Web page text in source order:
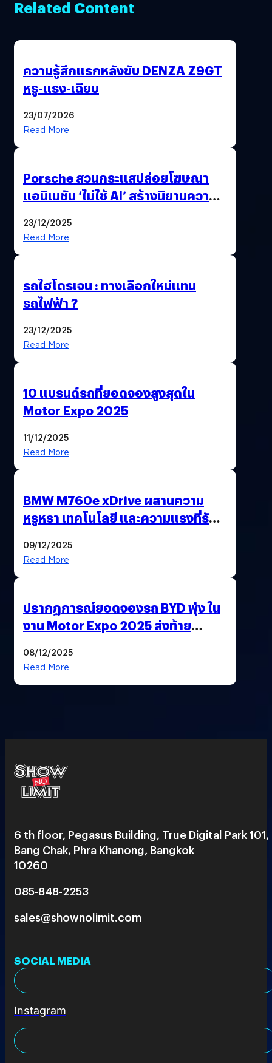
Related Content
ความรู้สึกแรกหลังขับ DENZA Z9GT
หรู-แรง-เฉียบ
23/07/2026
Read More
Porsche สวนกระแสปล่อยโฆษณา
แอนิเมชัน ‘ไม่ใช้ AI’ สร้างนิยามความ
23/12/2025
Read More
รถไฮโดรเจน : ทางเลือกใหม่แทน
รถไฟฟ้า ?
23/12/2025
Read More
10 แบรนด์รถที่ยอดจองสูงสุดใน
Motor Expo 2025
11/12/2025
Read More
BMW M760e xDrive ผสานความ
หรูหรา เทคโนโลยี และความแรงที่รักษ์
09/12/2025
Read More
ปรากฏการณ์ยอดจองรถ BYD พุ่ง ใน
งาน Motor Expo 2025 ส่งท้าย
08/12/2025
Read More
6 th floor, Pegasus Building, True Digital Park 101,
Bang Chak, Phra Khanong, Bangkok
10260
085-848-2253
sales@shownolimit.com
SOCIAL MEDIA
Instagram